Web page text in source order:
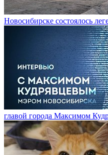
Новосибирске состоялось
главой города Максимом